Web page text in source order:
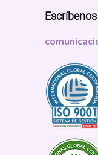
Escríbenos